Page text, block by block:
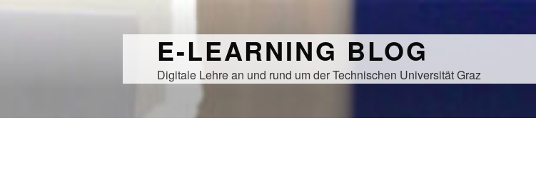
E-LEARNING BLOG
Digitale Lehre an und rund um der Technischen Universität Graz